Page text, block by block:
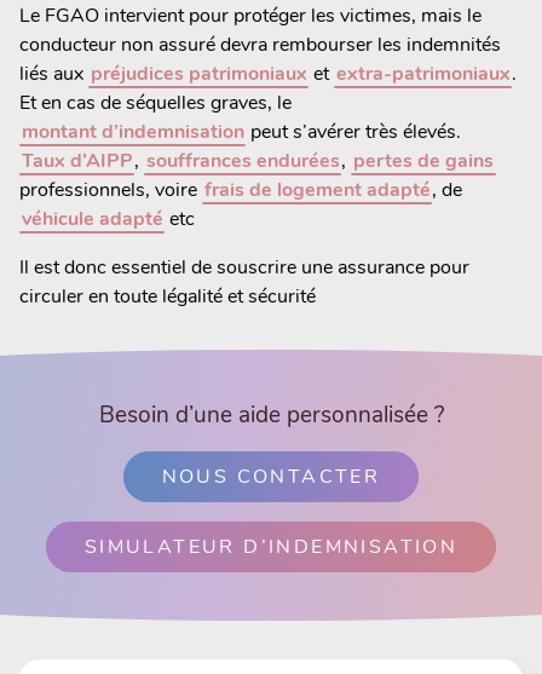
Le FGAO intervient pour protéger les victimes, mais le
conducteur non assuré devra rembourser les indemnités
liés aux préjudices patrimoniaux et extra-patrimoniaux.
Et en cas de séquelles graves, le
montant d’indemnisation peut s’avérer très élevés.
Taux d’AIPP, souffrances endurées, pertes de gains
professionnels, voire frais de logement adapté, de
véhicule adapté etc
Il est donc essentiel de souscrire une assurance pour
circuler en toute légalité et sécurité
Besoin d’une aide personnalisée ?
NOUS CONTACTER
SIMULATEUR D’INDEMNISATION